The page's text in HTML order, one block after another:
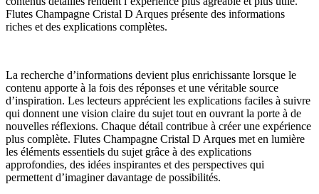
Flutes Champagne Cristal D Arques présente des informations
riches et des explications complètes.
La recherche d’informations devient plus enrichissante lorsque le
contenu apporte à la fois des réponses et une véritable source
d’inspiration. Les lecteurs apprécient les explications faciles à suivre
qui donnent une vision claire du sujet tout en ouvrant la porte à de
nouvelles réflexions. Chaque détail contribue à créer une expérience
plus complète. Flutes Champagne Cristal D Arques met en lumière
les éléments essentiels du sujet grâce à des explications
approfondies, des idées inspirantes et des perspectives qui
permettent d’imaginer davantage de possibilités.